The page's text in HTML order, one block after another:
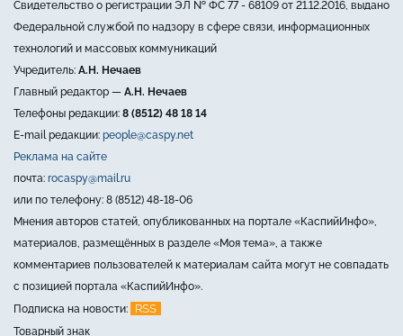
Свидетельство о регистрации ЭЛ № ФС 77 - 68109 от 21.12.2016, выдано
Федеральной службой по надзору в сфере связи, информационных
технологий и массовых коммуникаций
Учредитель: А.Н. Нечаев
Главный редактор — А.Н. Нечаев
Телефоны редакции: 8 (8512) 48 18 14
E-mail редакции: people@caspy.net
Реклама на сайте
почта: rocaspy@mail.ru
или по телефону: 8 (8512) 48-18-06
Мнения авторов статей, опубликованных на портале «КаспийИнфо»,
материалов, размещённых в разделе «Моя тема», а также
комментариев пользователей к материалам сайта могут не совпадать
с позицией портала «КаспийИнфо».
Подписка на новости:
RSS
Товарный знак